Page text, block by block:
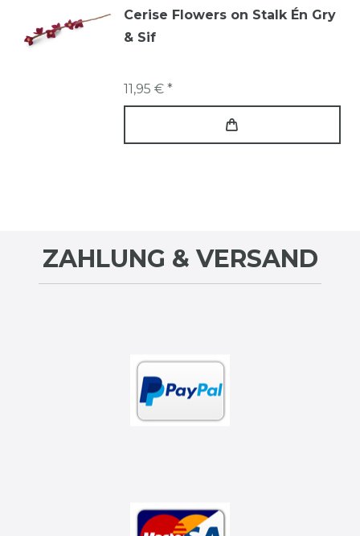
Cerise Flowers on Stalk Én Gry
& Sif
11,95 € *
ZAHLUNG & VERSAND